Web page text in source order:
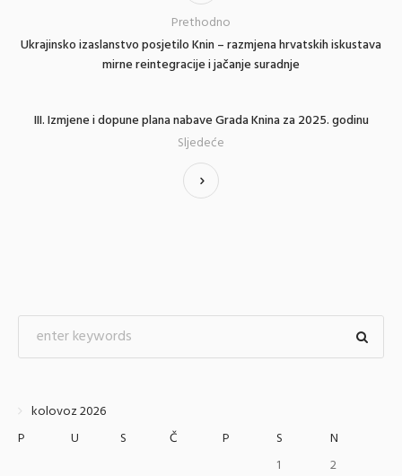
Ukrajinsko izaslanstvo posjetilo Knin – razmjena hrvatskih iskustava
mirne reintegracije i jačanje suradnje
Prethodno
III. Izmjene i dopune plana nabave Grada Knina za 2025. godinu
Sljedeće
kolovoz 2026
P
U S Č P S
N
1
2